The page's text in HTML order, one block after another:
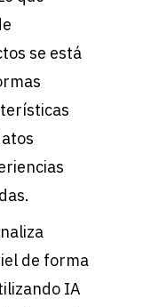
se está
naliza
de forma
IA